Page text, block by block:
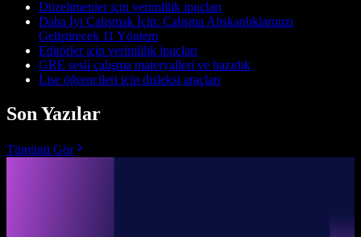
Düzeltmenler için verimlilik ipuçları
Daha İyi Çalışmak İçin: Çalışma Alışkanlıklarınızı
Geliştirecek 11 Yöntem
Editörler için verimlilik ipuçları
GRE sesli çalışma materyalleri ve hazırlık
Lise öğrencileri için disleksi araçları
Son Yazılar
Tümünü Gör